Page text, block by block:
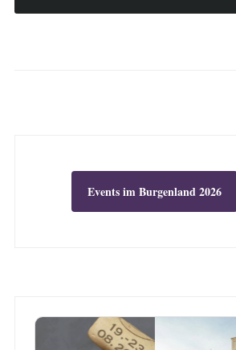
Events im Burgenland 2026